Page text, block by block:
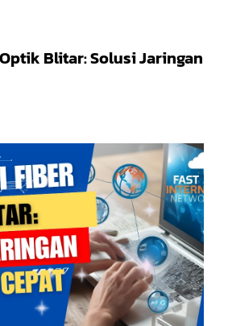
Blitar: Solusi Jaringan